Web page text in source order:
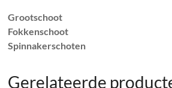
Grootschoot
Fokkenschoot
Spinnakerschoten
Gerelateerde